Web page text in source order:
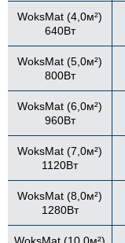
WoksMat (4,0м²)
640Вт
WoksMat (5,0м²)
800Вт
WoksMat (6,0м²)
960Вт
WoksMat (7,0м²)
1120Вт
WoksMat (8,0м²)
1280Вт